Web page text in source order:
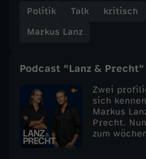
v
m
2
1
Politik Talk kritisch
Markus Lanz
Podcast "Lanz & Precht"
Zwei
sich
Markus
Precht.
zum